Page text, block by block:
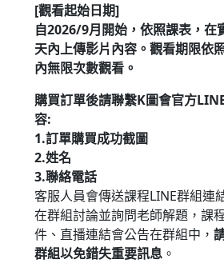
[觀看起始日期]
自2026/9月開始，依照課表，在
天內上傳影片內容。 觀看期限依
內無限次數觀看。
購買訂單後請聯繫K圖會官方
容:
1.訂單購買成功截圖
2.姓名
3.聯絡電話
客服人員會傳送課程LINE群組連
在群組討論並詢問老師解題，課
件、直播連結會公告在群組中，
群組以免錯失重要訊息 。